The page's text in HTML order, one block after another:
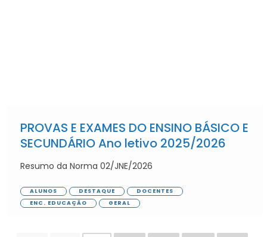
PROVAS E EXAMES DO ENSINO BÁSICO E
SECUNDÁRIO Ano letivo 2025/2026
Resumo da Norma 02/JNE/2026
ALUNOS DESTAQUE
DOCENTES
ENC. EDUCAÇÃO
GERAL